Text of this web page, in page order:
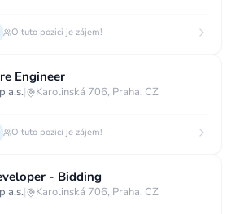
O tuto pozici je zájem!
Engineer
a.s.| Karolinská 706, Praha, CZ
O tuto pozici je zájem!
- Bidding
a.s.| Karolinská 706, Praha, CZ